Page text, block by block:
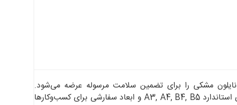
نایلون مشکی را برای تضمین سلامت مرسوله عرضه می‌شود.
پاکت‌های ما با رعایت بالاترین استانداردهای کیفیت تولید شده و در سایزهای استاندارد A3, A4, B4, B5 و ابعاد سفارشی برای کسب‌وکارها